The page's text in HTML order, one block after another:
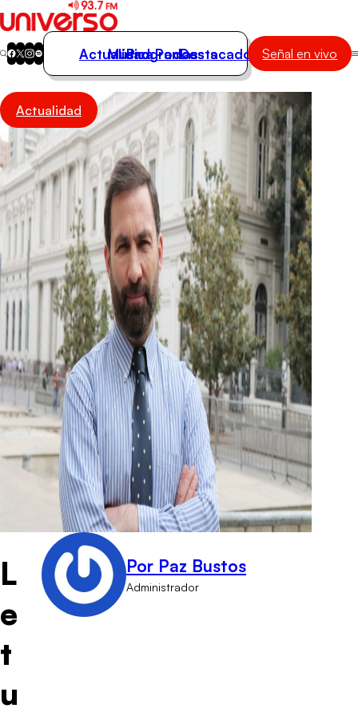
Actualidad
Música
Programas
Podcasts
Destacados
Actualidad
Música
Programas
Podcasts
Destacados Señal en vivo
Actualidad
L
e
t
u
Por Paz Bustos
Administrador